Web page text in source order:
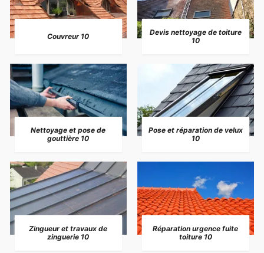
Couvreur 10
Devis nettoyage de toiture
10
Nettoyage et pose de
gouttière 10
Pose et réparation de velux
10
Zingueur et travaux de
zinguerie 10
Réparation urgence fuite
toiture 10